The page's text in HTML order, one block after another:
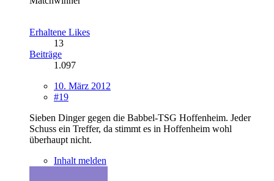
Erhaltene Likes
13
Beiträge
1.097
10. März 2012
#19
Sieben Dinger gegen die Babbel-TSG Hoffenheim. Jeder
Schuss ein Treffer, da stimmt es in Hoffenheim wohl
überhaupt nicht.
Inhalt melden